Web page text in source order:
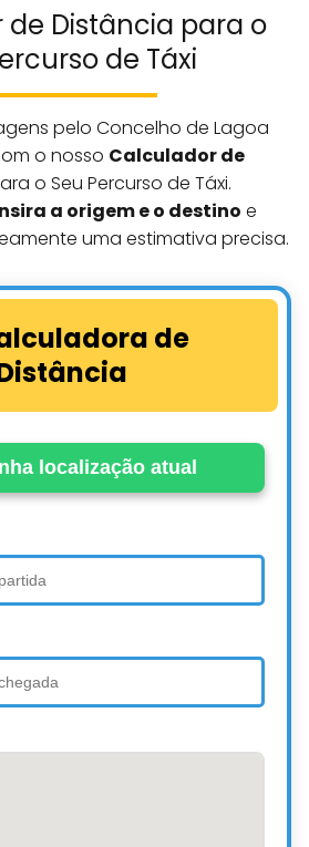
Distância para o
de Táxi
pelo Concelho de Lagoa
o nosso Calculador de
o Seu Percurso de Táxi.
a origem e o destino e
uma estimativa precisa.
de
localização atual